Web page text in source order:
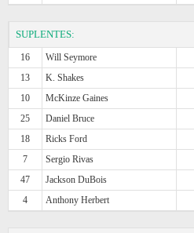
SUPLENTES:
16 Will Seymore
13
K. Shakes
10
McKinze Gaines
25
Daniel Bruce
18
Ricks Ford
7
Sergio Rivas
47
Jackson DuBois
4
Anthony Herbert